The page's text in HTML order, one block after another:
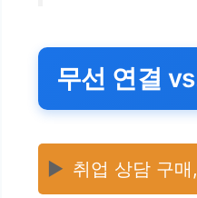
무선 연결
▶️ 취업 상담 구